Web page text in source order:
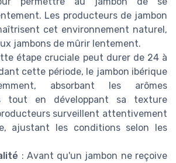
Les producteurs de jambon
cet environnement naturel,
jambons de mûrir lentement.
étape cruciale peut durer de 24 à
cette période, le jambon ibérique
absorbant les arômes
tout en développant sa texture
surveillent attentivement
ajustant les conditions selon les
: Avant qu'un jambon ne reçoive